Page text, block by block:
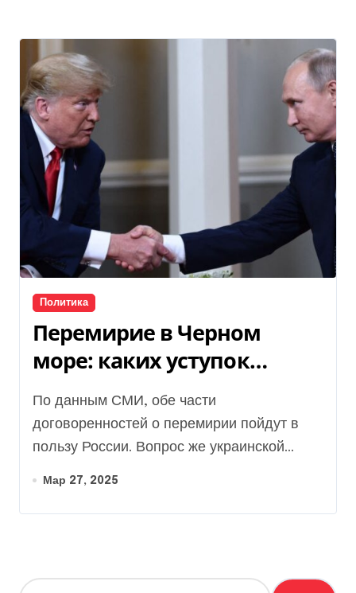
Политика
Перемирие в Черном
море: каких уступок
требует РФ
По данным СМИ, обе части
договоренностей о перемирии пойдут в
пользу России. Вопрос же украинской...
Мар 27, 2025
Н